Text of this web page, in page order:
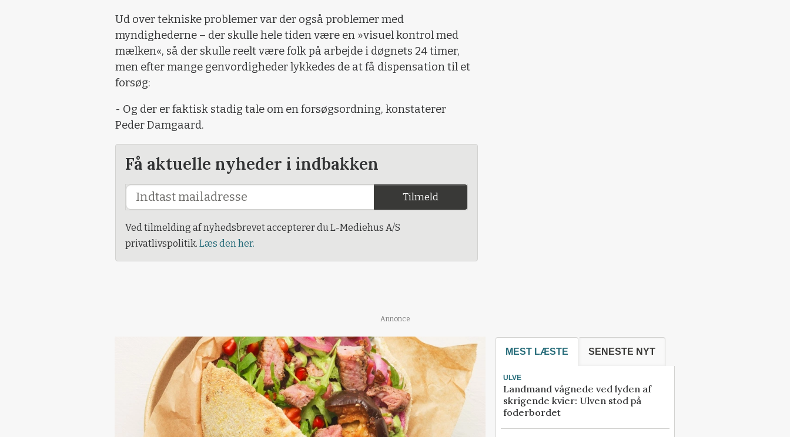
Ud over tekniske problemer var der også problemer med
myndighederne – der skulle hele tiden være en »visuel kontrol med
mælken«, så der skulle reelt være folk på arbejde i døgnets 24 timer,
men efter mange genvordigheder lykkedes de at få dispensation til et
forsøg:
- Og der er faktisk stadig tale om en forsøgsordning, konstaterer
Peder Damgaard.
Få aktuelle nyheder i indbakken
Tilmeld
Ved tilmelding af nyhedsbrevet accepterer du L-Mediehus A/S
privatlivspolitik. Læs den her.
Annonce
MEST LÆSTE SENESTE NYT
ULVE
Landmand vågnede ved lyden af
skrigende kvier: Ulven stod på
foderbordet